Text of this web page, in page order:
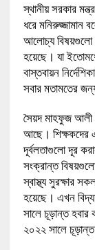
স্থানীয় সরকার
ধরে মনিরুজ্জামান
আলোচ্য বিষয়গুলো
হয়েছে। যা
বাস্তবায়ন
সবার মতামতের
সৈয়দ মাহফুজ আলী
আছে। শিক্ষকদের এ
দূর্বলতাগুলো দূর
সংক্রান্ত
স্বাস্থ্য সুরক্ষার
হয়েছে। এখন
সালে চূড়ান্ত
২০২২ সালে চূড়ান্ত